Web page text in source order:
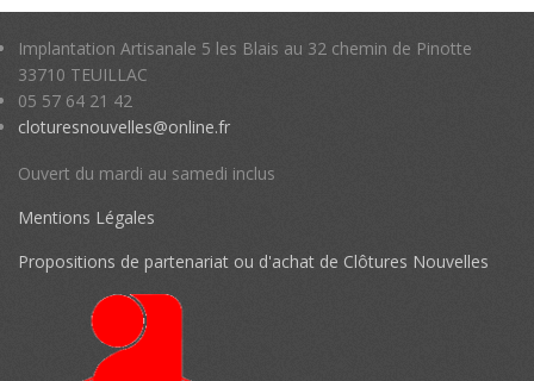
Implantation Artisanale 5 les Blais au 32 chemin de Pinotte
33710 TEUILLAC
05 57 64 21 42
cloturesnouvelles@online.fr
Ouvert du mardi au samedi inclus
Mentions Légales
Propositions de partenariat ou d'achat de Clôtures Nouvelles